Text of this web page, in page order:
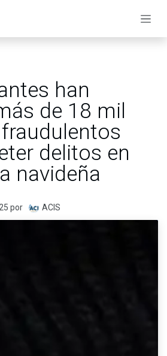
han
de 18 mil
delitos en
navideña
por ACIS